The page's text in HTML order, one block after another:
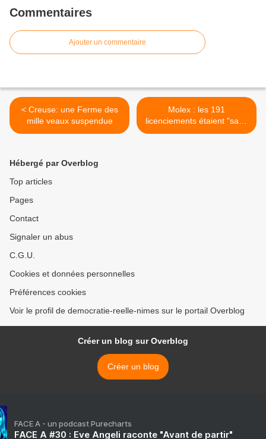
Commentaires
Ajouter un commentaire
< Creuse: une Ferme des
mille veaux suspendue
Molex : les 191
licenciements étaient "sans
cause réelle ni sérieuse" >
Hébergé par Overblog
Top articles
Pages
Contact
Signaler un abus
C.G.U.
Cookies et données personnelles
Préférences cookies
Voir le profil de democratie-reelle-nimes sur le portail Overblog
Créer un blog sur Overblog
Créer un blog
FACE A - un podcast Purecharts
FACE A #30 : Eve Angeli raconte "Avant de partir"